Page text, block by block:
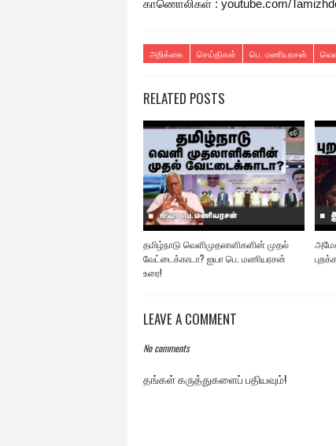
காணொலிகள் : youtube.com/
அறிக்கை செய்திகள் பெ. மணியரசன்
RELATED POSTS
தமிழ்நாடு வெளிமுதலாளிகளின் முதல்
வேட்டைக்காடா? ஐயா பெ. மணியரசன்
உரை!
LEAVE A COMMENT
No comments
தங்கள் கருத்துகளைப் பதியவும்!